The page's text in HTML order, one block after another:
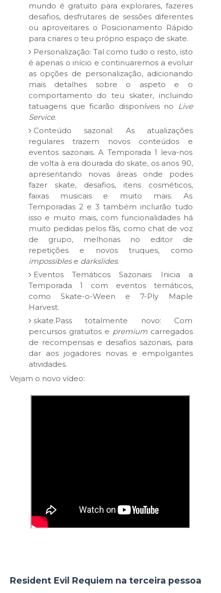
mundo é gratuito para explorares, fazeres
desafios, desfrutares de sessões diferentes
ou aproveitares o Posicionamento Rápido
para criares o teu próprio espaço de skate.
Personalização: Tal como tudo o resto, isto
é apenas o início e continuaremos a evoluir
as opções de personalização, adicionando
mais detalhes sobre o aspeto e o
comportamento do teu skater, incluindo
tatuagens que ficarão disponíveis no
Live
Service.
Conteúdo sazonal: As atualizações
regulares trazem novos conteúdos e
eventos sazonais. A Temporada 1 leva-nos
de volta à era dourada do skate, os anos 90,
apresentando novas áreas onde podes
fazer skate, desafios, itens cosméticos,
faixas musicais e muito mais. As
Temporadas 2 e 3 também incluirão tudo
isso e muito mais, com funcionalidades há
muito pedidas pelos fãs, como chat de voz
de grupo, melhorias no editor de
repetições e novos truques, como
impossibles e darkslides.
Eventos Temáticos Sazonais: Inicia a
Temporada 1 com eventos temáticos,
como Skate-o-Ween e 7-Ply Maple
Harvest.
skate.Pass totalmente novo: Com
percursos gratuitos e premium carregados
de recompensas e desafios sazonais, para
dar aos jogadores novas e empolgantes
atividades.
Vejam o novo vídeo:
Resident Evil Requiem na terceira pessoa